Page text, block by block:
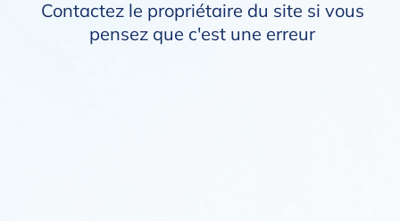
Contactez le propriétaire du site si vous
pensez que c'est une erreur